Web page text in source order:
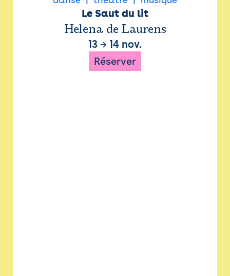
Le Saut du lit
Helena de Laurens
13 → 14 nov.
Réserver